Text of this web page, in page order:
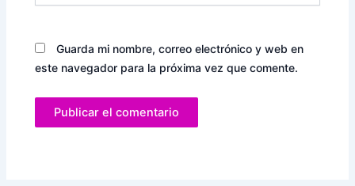
Guarda mi nombre, correo electrónico y web en
este navegador para la próxima vez que comente.